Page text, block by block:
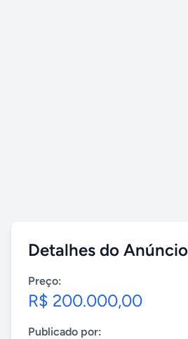
Detalhes do Anúncio
Preço:
R$ 200.000,00
Publicado por: